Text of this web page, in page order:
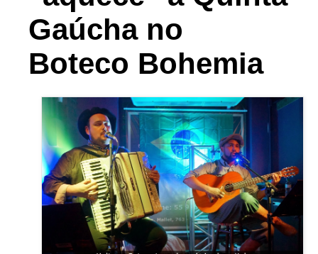
Gaúcha no
Boteco Bohemia